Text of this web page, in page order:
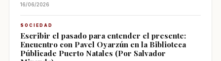
16/06/2026
SOCIEDAD
Escribir el pasado para entender el presente:
Encuentro con Pavel Oyarzún en la Biblioteca
Públicade Puerto Natales (Por Salvador